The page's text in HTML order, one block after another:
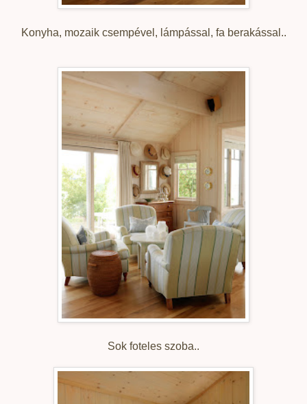
Konyha, mozaik csempével, lámpással, fa berakással..
Sok foteles szoba..